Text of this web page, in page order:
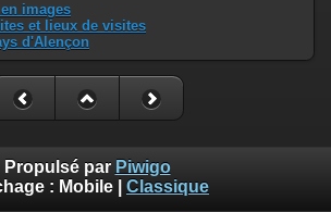
images
et lieux de visites
d'Alençon
Propulsé par Piwigo
: Mobile Classique